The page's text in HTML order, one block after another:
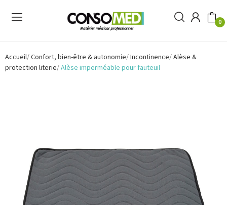
0
Accueil Confort, bien-être & autonomie Incontinence Alèse &
protection literie Alèse imperméable pour fauteuil